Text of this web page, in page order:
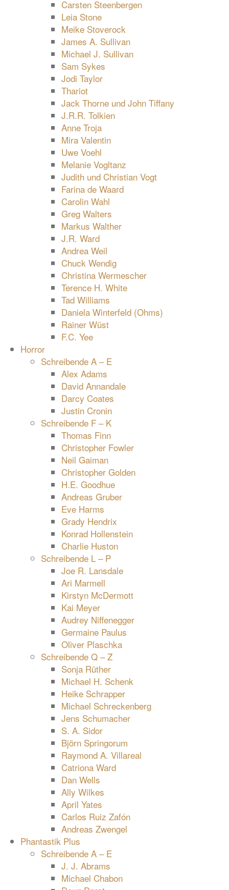
Carsten Steenbergen
Leia Stone
Meike Stoverock
James A. Sullivan
Michael J. Sullivan
Sam Sykes
Jodi Taylor
Thariot
Jack Thorne und John Tiffany
J.R.R. Tolkien
Anne Troja
Mira Valentin
Uwe Voehl
Melanie Vogltanz
Judith und Christian Vogt
Farina de Waard
Carolin Wahl
Greg Walters
Markus Walther
J.R. Ward
Andrea Weil
Chuck Wendig
Christina Wermescher
Terence H. White
Tad Williams
Daniela Winterfeld (Ohms)
Rainer Wüst
F.C. Yee
Horror
Schreibende A – E
Alex Adams
David Annandale
Darcy Coates
Justin Cronin
Schreibende F – K
Thomas Finn
Christopher Fowler
Neil Gaiman
Christopher Golden
H.E. Goodhue
Andreas Gruber
Eve Harms
Grady Hendrix
Konrad Hollenstein
Charlie Huston
Schreibende L – P
Joe R. Lansdale
Ari Marmell
Kirstyn McDermott
Kai Meyer
Audrey Niffenegger
Germaine Paulus
Oliver Plaschka
Schreibende Q – Z
Sonja Rüther
Michael H. Schenk
Heike Schrapper
Michael Schreckenberg
Jens Schumacher
S. A. Sidor
Björn Springorum
Raymond A. Villareal
Catriona Ward
Dan Wells
Ally Wilkes
April Yates
Carlos Ruiz Zafón
Andreas Zwengel
Phantastik Plus
Schreibende A – E
J. J. Abrams
Michael Chabon